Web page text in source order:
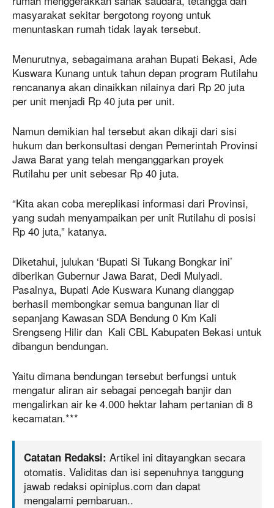
masyarakat sekitar bergotong royong untuk
menuntaskan rumah tidak layak tersebut.
Menurutnya, sebagaimana arahan Bupati Bekasi, Ade
Kuswara Kunang untuk tahun depan program Rutilahu
rencananya akan dinaikkan nilainya dari Rp 20 juta
per unit menjadi Rp 40 juta per unit.
Namun demikian hal tersebut akan dikaji dari sisi
hukum dan berkonsultasi dengan Pemerintah Provinsi
Jawa Barat yang telah menganggarkan proyek
Rutilahu per unit sebesar Rp 40 juta.
“Kita akan coba mereplikasi informasi dari Provinsi,
yang sudah menyampaikan per unit Rutilahu di posisi
Rp 40 juta,” katanya.
Diketahui, julukan ‘Bupati Si Tukang Bongkar ini’
diberikan Gubernur Jawa Barat, Dedi Mulyadi.
Pasalnya, Bupati Ade Kuswara Kunang dianggap
berhasil membongkar semua bangunan liar di
sepanjang Kawasan SDA Bendung 0 Km Kali
Srengseng Hilir dan Kali CBL Kabupaten Bekasi untuk
dibangun bendungan.
Yaitu dimana bendungan tersebut berfungsi untuk
mengatur aliran air sebagai pencegah banjir dan
mengalirkan air ke 4.000 hektar laham pertanian di 8
kecamatan.***
Catatan Redaksi: Artikel ini ditayangkan secara
otomatis. Validitas dan isi sepenuhnya tanggung
jawab redaksi opiniplus.com dan dapat
mengalami pembaruan..